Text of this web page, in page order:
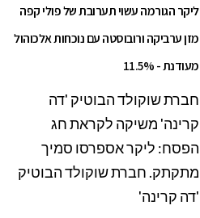
ליקר הגורמה עשוי תערובת של פולי קפה
מזן ערביקה ורובוסטה עם נוכחות אלכוהול
מעודנת - 11.5%
חברת שוקולד הבוטיק 'דה
קרינה' משיקה לקראת חג
הפסח: ליקר אספרסו סמיך
מתקתק. חברת שוקולד הבוטיק
'דה קרינה'